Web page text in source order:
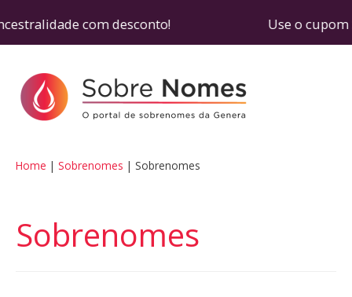
com desconto! Use o cupom
Home Sobrenomes Sobrenomes
Sobrenomes